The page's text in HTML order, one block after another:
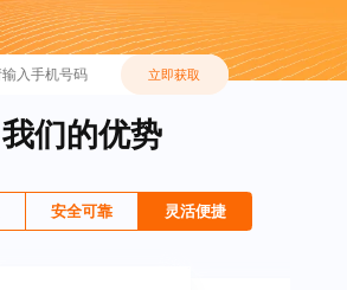
立即获取
我们的优势
安全可靠 灵活便捷